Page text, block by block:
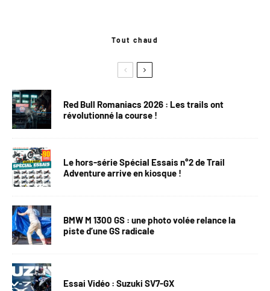
Tout chaud
Red Bull Romaniacs 2026 : Les trails ont
révolutionné la course !
Le hors-série Spécial Essais n°2 de Trail
Adventure arrive en kiosque !
BMW M 1300 GS : une photo volée relance la
piste d’une GS radicale
Essai Vidéo : Suzuki SV7-GX